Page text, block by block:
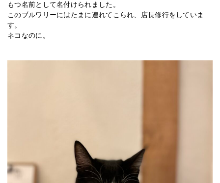
もつ名前として名付けられました。
このブルワリーにはたまに連れてこられ、店長修行をしていま
す。
ネコなのに。